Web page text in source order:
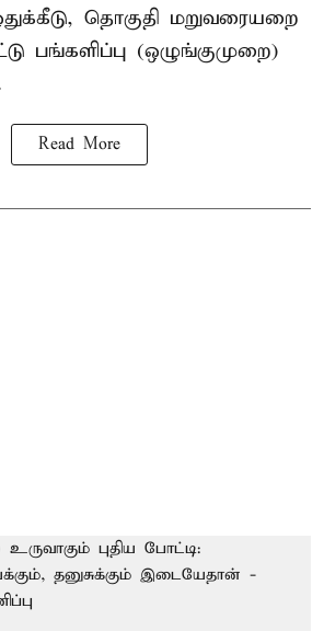
தொகுதி மறுவரையறை
பங்களிப்பு (ஒழுங்குமுறை)
Read More